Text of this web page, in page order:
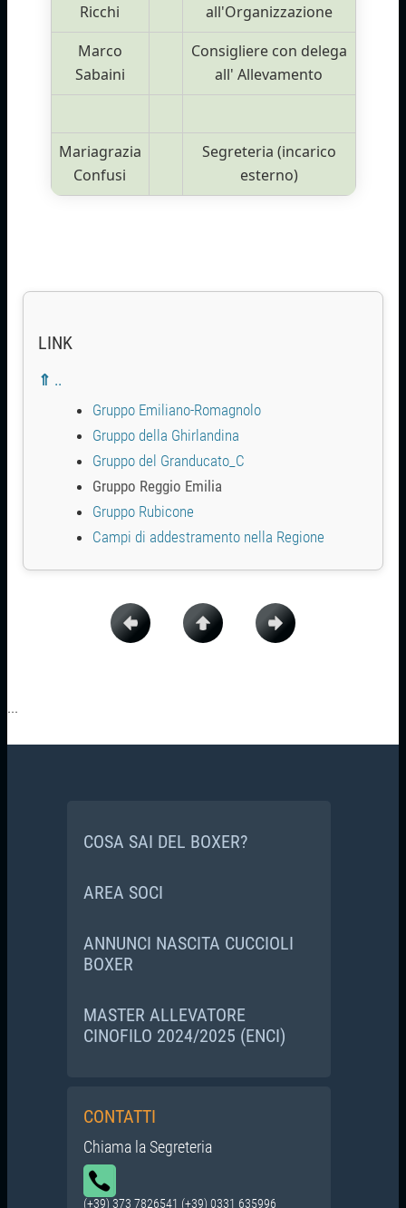
Ricchi
all'Organizzazione
Marco
Sabaini
Consigliere con delega
all' Allevamento
Mariagrazia
Confusi
Segreteria (incarico
esterno)
LINK
⇑ ..
Gruppo Emiliano-Romagnolo
Gruppo della Ghirlandina
Gruppo del Granducato_C
Gruppo Reggio Emilia
Gruppo Rubicone
Campi di addestramento nella Regione
...
COSA SAI DEL BOXER?
AREA SOCI
ANNUNCI NASCITA CUCCIOLI
BOXER
MASTER ALLEVATORE
CINOFILO 2024/2025 (ENCI)
CONTATTI
Chiama la Segreteria
(+39) 373 7826541 (+39) 0331 635996